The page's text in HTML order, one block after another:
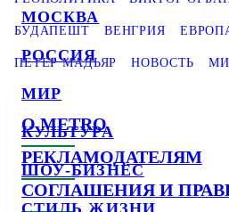
МОСКВА
РОССИЯ
МИР
КУЛЬТУРА
ШОУ-БИЗНЕС
СТИЛЬ ЖИЗНИ
БУДАПЕШТ ВЕНГРИЯ
ПЕТЕР МАДЬЯР НОВОСТЬ
О METRO
РЕКЛАМОДАТЕЛЯМ
СОГЛАШЕНИЯ И